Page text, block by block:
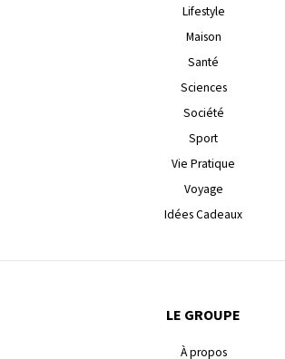
Lifestyle
Maison
Santé
Sciences
Société
Sport
Vie Pratique
Voyage
Idées Cadeaux
LE GROUPE
À propos